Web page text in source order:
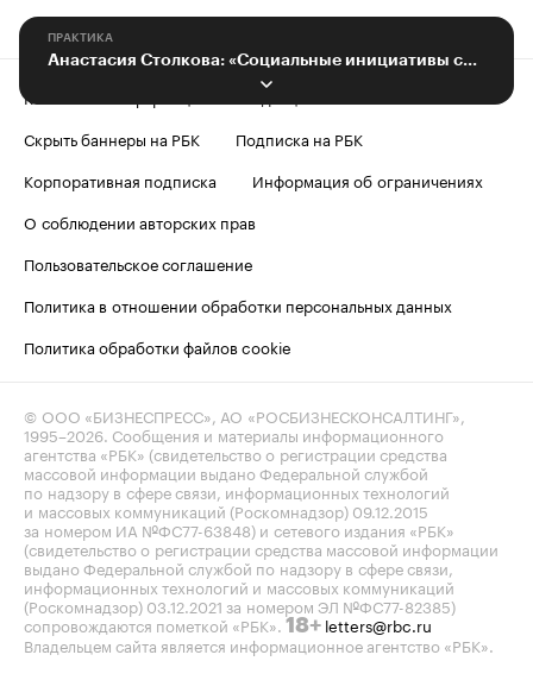
ПРАКТИКА
Анастасия Столкова: «Социальные инициативы способны оздоровить общество»
Контактная информация
Скрыть баннеры на РБК
Подписка на РБК
Корпоративная подписка
Информация об ограничениях
О соблюдении авторских прав
Пользовательское соглашение
Политика в отношении обработки персональных данных
Политика обработки файлов cookie
© ООО «БИЗНЕСПРЕСС», АО «РОСБИЗНЕСКОНСАЛТИНГ»,
1995–2026. Сообщения и материалы информационного
агентства «РБК» (свидетельство о регистрации средства
массовой информации выдано Федеральной службой
по надзору в сфере связи, информационных технологий
и массовых коммуникаций (Роскомнадзор) 09.12.2015
за номером ИА №ФС77-63848) и сетевого издания «РБК»
(свидетельство о регистрации средства массовой информации
выдано Федеральной службой по надзору в сфере связи,
информационных технологий и массовых коммуникаций
(Роскомнадзор) 03.12.2021 за номером ЭЛ №ФС77-82385)
сопровождаются пометкой «РБК». 18+ letters@rbc.ru
Владельцем сайта является информационное агентство «РБК».